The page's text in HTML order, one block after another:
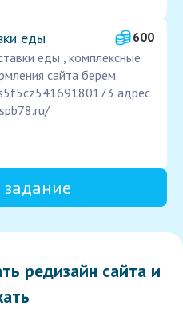
еды
600
еды , комплексные
сайта берем
адрес
задание
редизайн сайта и